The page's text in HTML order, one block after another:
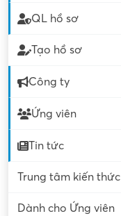
QL hồ sơ
Tạo hồ sơ
Công ty
Ứng viên
Tin tức
Trung tâm kiến thức
Dành cho Ứng viên